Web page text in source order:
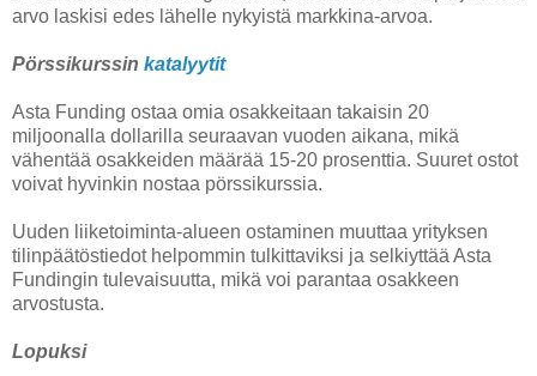
arvo laskisi edes lähelle nykyistä markkina-arvoa.
Pörssikurssin katalyytit
Asta Funding ostaa omia osakkeitaan takaisin 20
miljoonalla dollarilla seuraavan vuoden aikana, mikä
vähentää osakkeiden määrää 15-20 prosenttia. Suuret ostot
voivat hyvinkin nostaa pörssikurssia.
Uuden liiketoiminta-alueen ostaminen muuttaa yrityksen
tilinpäätöstiedot helpommin tulkittaviksi ja selkiyttää Asta
Fundingin tulevaisuutta, mikä voi parantaa osakkeen
arvostusta.
Lopuksi